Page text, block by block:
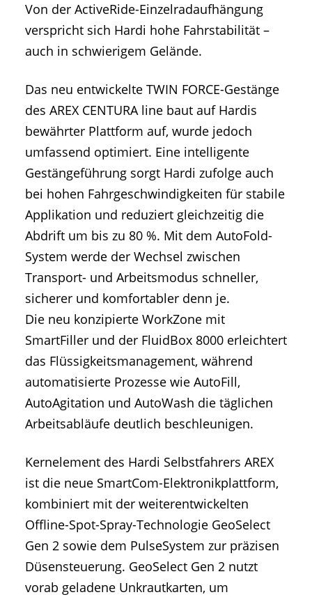
Von der ActiveRide-Einzelradaufhängung
verspricht sich Hardi hohe Fahrstabilität –
auch in schwierigem Gelände.
Das neu entwickelte TWIN FORCE-Gestänge
des AREX CENTURA line baut auf Hardis
bewährter Plattform auf, wurde jedoch
umfassend optimiert. Eine intelligente
Gestängeführung sorgt Hardi zufolge auch
bei hohen Fahrgeschwindigkeiten für stabile
Applikation und reduziert gleichzeitig die
Abdrift um bis zu 80 %. Mit dem AutoFold-
System werde der Wechsel zwischen
Transport- und Arbeitsmodus schneller,
sicherer und komfortabler denn je.
Die neu konzipierte WorkZone mit
SmartFiller und der FluidBox 8000 erleichtert
das Flüssigkeitsmanagement, während
automatisierte Prozesse wie AutoFill,
AutoAgitation und AutoWash die täglichen
Arbeitsabläufe deutlich beschleunigen.
Kernelement des Hardi Selbstfahrers AREX
ist die neue SmartCom-Elektronikplattform,
kombiniert mit der weiterentwickelten
Offline-Spot-Spray-Technologie GeoSelect
Gen 2 sowie dem PulseSystem zur präzisen
Düsensteuerung. GeoSelect Gen 2 nutzt
vorab geladene Unkrautkarten, um